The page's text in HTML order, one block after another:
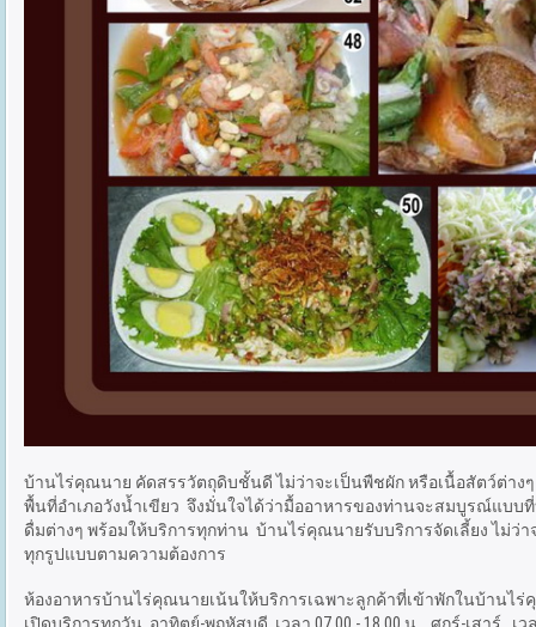
บ้านไร่คุณนาย คัดสรรวัตถุดิบชั้นดี ไม่ว่าจะเป็นพืชผัก หรือเนื้อสัตว์ต่าง
พื้นที่อำเภอวังน้ำเขียว จึงมั่นใจได้ว่ามื้ออาหารของท่านจะสมบูรณ์แบ
ดื่มต่างๆ พร้อมให้บริการทุกท่าน บ้านไร่คุณนายรับบริการจัดเลี้ยง ไม่
ทุกรูปแบบตามความต้องการ
ห้องอาหารบ้านไร่คุณนายเน้นให้บริการเฉพาะลูกค้าที่เข้าพักในบ้านไ